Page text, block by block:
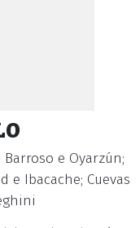
Barroso e Oyarzún;
e Ibacache; Cuevas